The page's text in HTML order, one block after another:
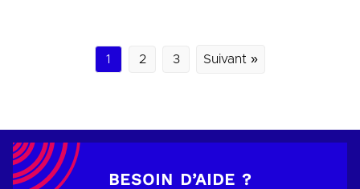
1 2 3 Suivant »
BESOIN D’AIDE ?